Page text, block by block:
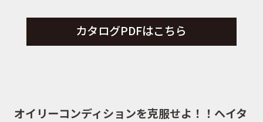
カタログPDFはこちら
オイリーコンディションを克服せよ！！ヘイタ